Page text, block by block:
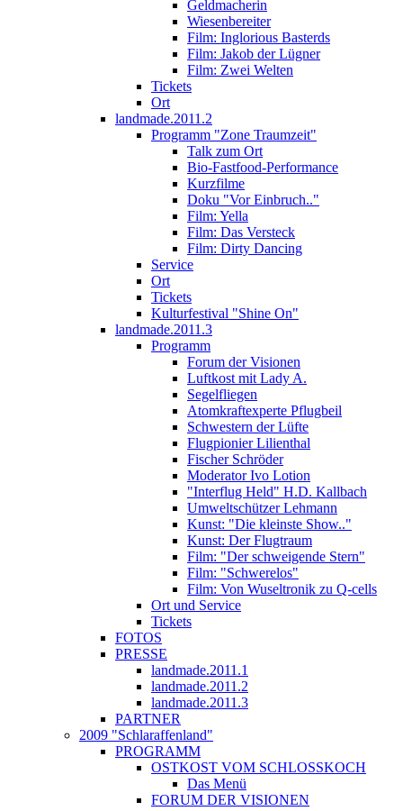
Geldmacherin
Wiesenbereiter
Film: Inglorious Basterds
Film: Jakob der Lügner
Film: Zwei Welten
Tickets
Ort
landmade.2011.2
Programm "Zone Traumzeit"
Talk zum Ort
Bio-Fastfood-Performance
Kurzfilme
Doku "Vor Einbruch.."
Film: Yella
Film: Das Versteck
Film: Dirty Dancing
Service
Ort
Tickets
Kulturfestival "Shine On"
landmade.2011.3
Programm
Forum der Visionen
Luftkost mit Lady A.
Segelfliegen
Atomkraftexperte Pflugbeil
Schwestern der Lüfte
Flugpionier Lilienthal
Fischer Schröder
Moderator Ivo Lotion
"Interflug Held" H.D. Kallbach
Umweltschützer Lehmann
Kunst: "Die kleinste Show.."
Kunst: Der Flugtraum
Film: "Der schweigende Stern"
Film: "Schwerelos"
Film: Von Wuseltronik zu Q-cells
Ort und Service
Tickets
FOTOS
PRESSE
landmade.2011.1
landmade.2011.2
landmade.2011.3
PARTNER
2009 "Schlaraffenland"
PROGRAMM
OSTKOST VOM SCHLOSSKOCH
Das Menü
FORUM DER VISIONEN